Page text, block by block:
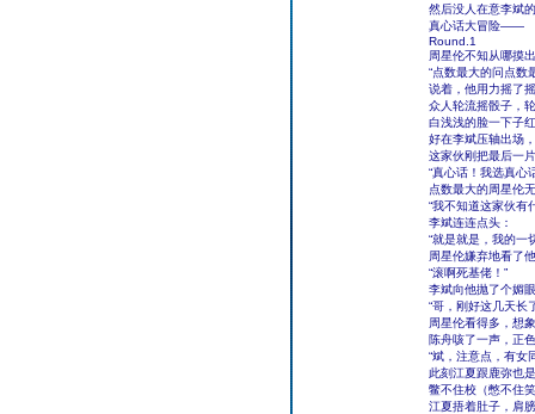
然后没人在意李斌
真心话大冒险——
Round.1
周星伦不知从哪摸
“点数最大的问点数
说着，他用力摇了
众人轮流摇骰子，
白浅浅的脸一下子
好在李斌压轴出场
这家伙刚把最后一
“真心话！我选真心
点数最大的周星伦
“我不知道这家伙有
李斌连连点头：
“就是就是，我的一
周星伦嫌弃地看了
“滚啊死基佬！”
李斌向他抛了个媚
“哥，刚好这几天长
周星伦看得多，想
陈舟咳了一声，正
“斌，注意点，有女
此刻江夏跟鹿弥也
鳖不住校（憋不住
江夏捂着肚子，肩